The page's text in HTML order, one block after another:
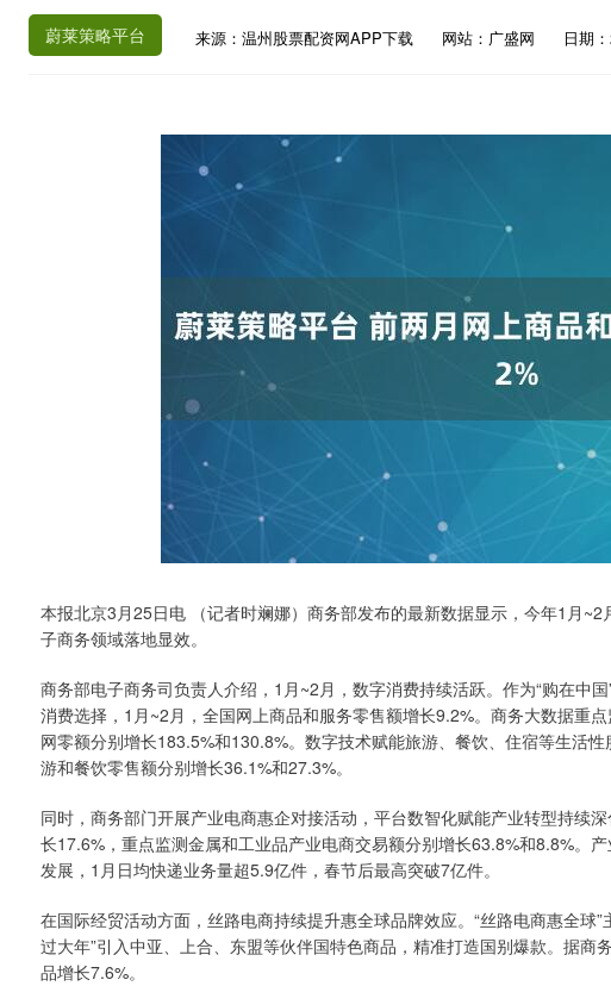
蔚莱策略平台 来源：温州股票配资网APP下载 网站：广盛网 日期
本报北京3月25日电 （记者时斓娜）商务部发布的最新数据显示，今年1月
子商务领域落地显效。
商务部电子商务司负责人介绍，1月~2月，数字消费持续活跃。作为“购在中
消费选择，1月~2月，全国网上商品和服务零售额增长9.2%。商务大数据重
网零额分别增长183.5%和130.8%。数字技术赋能旅游、餐饮、住宿等生活
游和餐饮零售额分别增长36.1%和27.3%。
同时，商务部门开展产业电商惠企对接活动，平台数智化赋能产业转型持续
长17.6%，重点监测金属和工业品产业电商交易额分别增长63.8%和8.8%。
发展，1月日均快递业务量超5.9亿件，春节后最高突破7亿件。
在国际经贸活动方面，丝路电商持续提升惠全球品牌效应。“丝路电商惠全球”
过大年”引入中亚、上合、东盟等伙伴国特色商品，精准打造国别爆款。据
品增长7.6%。